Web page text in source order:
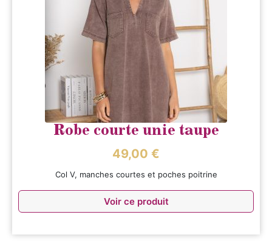
Robe courte unie taupe
49,00 €
Col V, manches courtes et poches poitrine
Voir ce produit